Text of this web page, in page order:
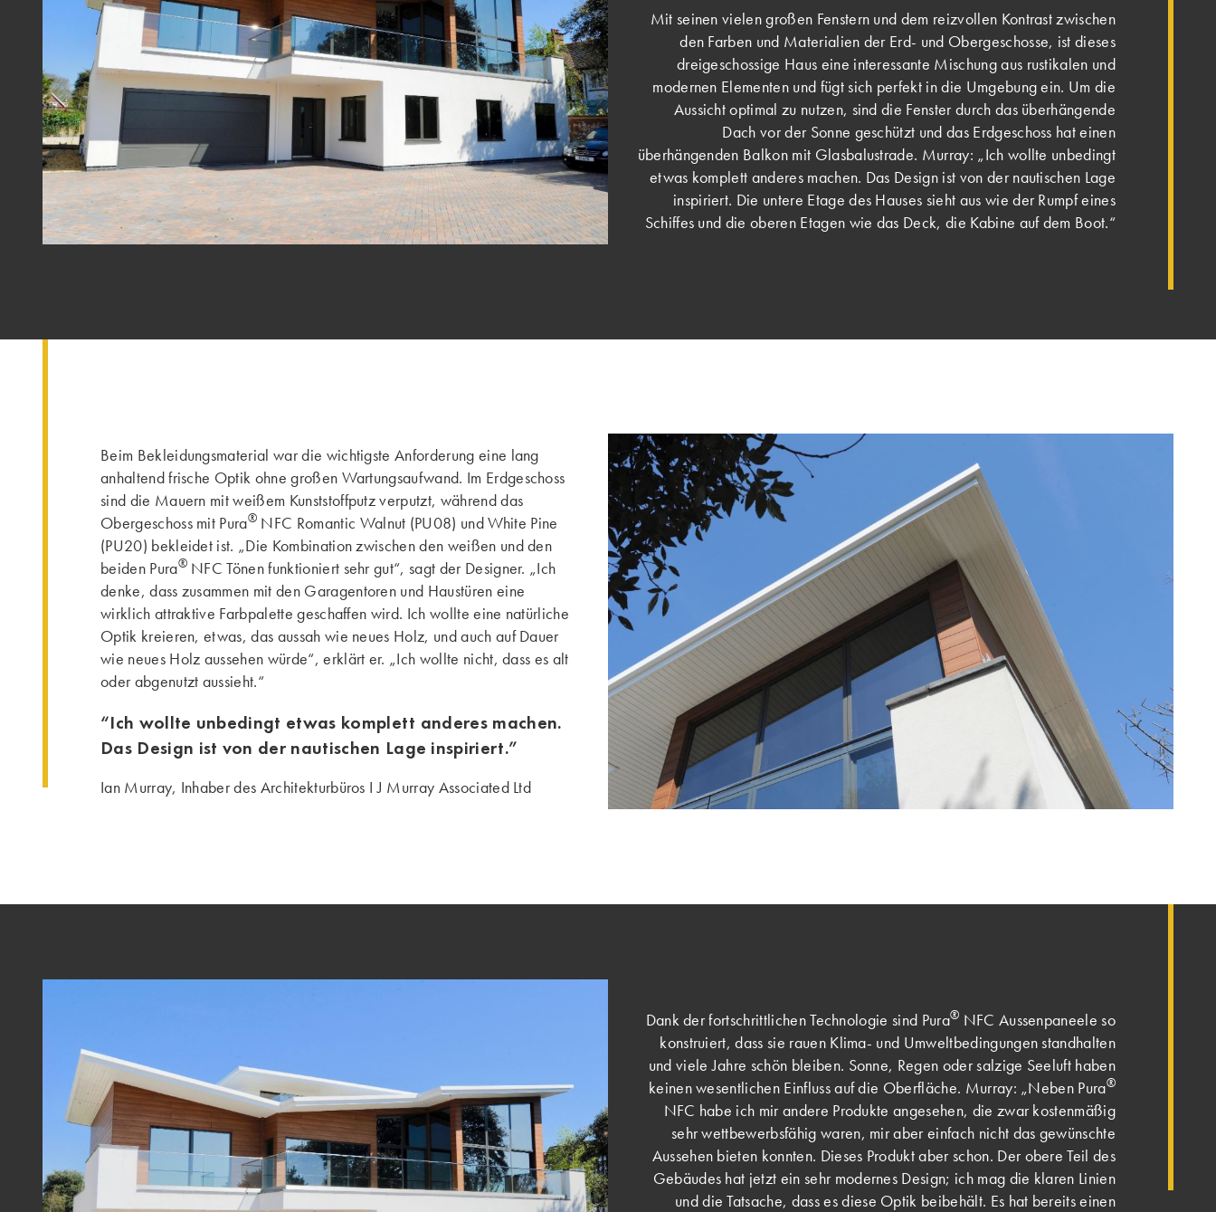
Mit seinen vielen großen Fenstern und dem reizvollen Kontrast zwischen
den Farben und Materialien der Erd- und Obergeschosse, ist dieses
dreigeschossige Haus eine interessante Mischung aus rustikalen und
modernen Elementen und fügt sich perfekt in die Umgebung ein. Um die
Aussicht optimal zu nutzen, sind die Fenster durch das überhängende
Dach vor der Sonne geschützt und das Erdgeschoss hat einen
überhängenden Balkon mit Glasbalustrade. Murray: „Ich wollte unbedingt
etwas komplett anderes machen. Das Design ist von der nautischen Lage
inspiriert. Die untere Etage des Hauses sieht aus wie der Rumpf eines
Schiffes und die oberen Etagen wie das Deck, die Kabine auf dem Boot.“
Beim Bekleidungsmaterial war die wichtigste Anforderung eine lang
anhaltend frische Optik ohne großen Wartungsaufwand. Im Erdgeschoss
sind die Mauern mit weißem Kunststoffputz verputzt, während das
Obergeschoss mit Pura® NFC Romantic Walnut (PU08) und White Pine
(PU20) bekleidet ist. „Die Kombination zwischen den weißen und den
beiden Pura®NFC Tönen funktioniert sehr gut“, sagt der Designer. „Ich
denke, dass zusammen mit den Garagentoren und Haustüren eine
wirklich attraktive Farbpalette geschaffen wird. Ich wollte eine natürliche
Optik kreieren, etwas, das aussah wie neues Holz, und auch auf Dauer
wie neues Holz aussehen würde“, erklärt er. „Ich wollte nicht, dass es alt
oder abgenutzt aussieht.“
“Ich wollte unbedingt etwas komplett anderes machen.
Das Design ist von der nautischen Lage inspiriert.”
Ian Murray, Inhaber des Architekturbüros I J Murray Associated Ltd
Dank der fortschrittlichen Technologie sind Pura® NFC Aussenpaneele so
konstruiert, dass sie rauen Klima- und Umweltbedingungen standhalten
und viele Jahre schön bleiben. Sonne, Regen oder salzige Seeluft haben
keinen wesentlichen Einfluss auf die Oberfläche. Murray: „Neben Pura®
NFC habe ich mir andere Produkte angesehen, die zwar kostenmäßig
sehr wettbewerbsfähig waren, mir aber einfach nicht das gewünschte
Aussehen bieten konnten. Dieses Produkt aber schon. Der obere Teil des
Gebäudes hat jetzt ein sehr modernes Design; ich mag die klaren Linien
und die Tatsache, dass es diese Optik beibehält. Es hat bereits einen